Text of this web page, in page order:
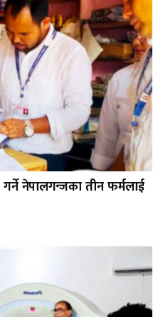
गर्ने नेपालगन्जका तीन फर्मलाई